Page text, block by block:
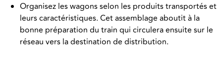
Organisez les wagons selon les produits transportés et
leurs caractéristiques. Cet assemblage aboutit à la
bonne préparation du train qui circulera ensuite sur le
réseau vers la destination de distribution.